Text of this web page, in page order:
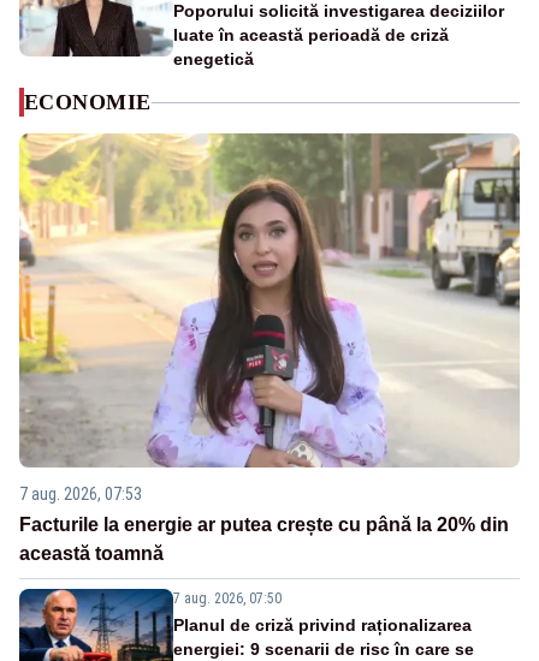
Poporului solicită investigarea deciziilor
luate în această perioadă de criză
enegetică
ECONOMIE
7 aug. 2026, 07:53
Facturile la energie ar putea crește cu până la 20% din
această toamnă
7 aug. 2026, 07:50
Planul de criză privind raționalizarea
energiei: 9 scenarii de risc în care se